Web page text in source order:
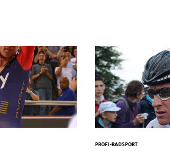
PROFI-RADSPORT